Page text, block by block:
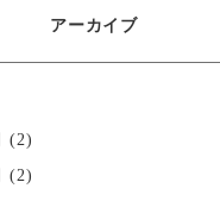
アーカイブ
(2)
(2)